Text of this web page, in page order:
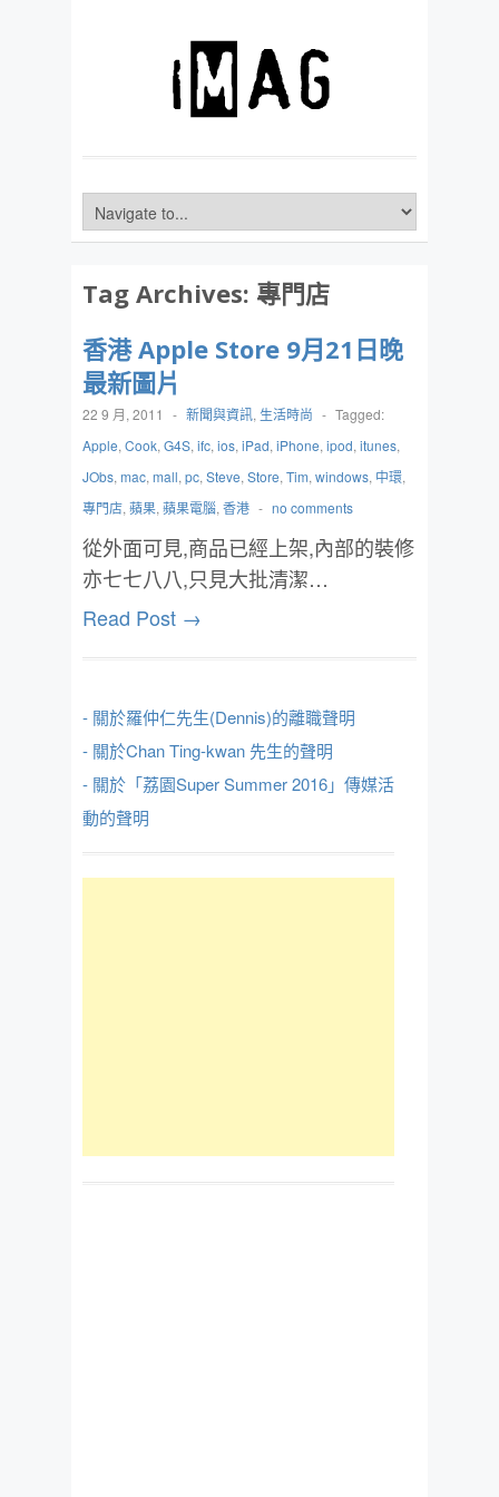
Tag Archives: 專門店
香港 Apple Store 9月21日晚
最新圖片
22 9 月, 2011 - 新聞與資訊, 生活時尚 - Tagged:
Apple, Cook, G4S, ifc, ios, iPad, iPhone, ipod, itunes,
JObs, mac, mall, pc, Steve, Store, Tim, windows, 中環,
專門店, 蘋果, 蘋果電腦, 香港 - no comments
從外面可見,商品已經上架,內部的裝修
亦七七八八,只見大批清潔…
Read Post →
- 關於羅仲仁先生(Dennis)的離職聲明
- 關於Chan Ting-kwan 先生的聲明
- 關於「荔園Super Summer 2016」傳媒活
動的聲明